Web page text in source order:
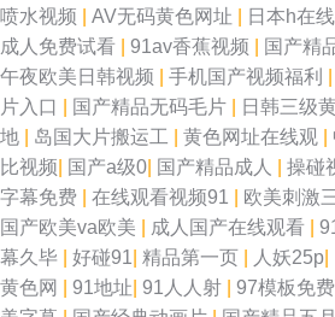
喷水视频
AV无码黄色网址 日本h在
成人免费试看
91av香蕉视频 国产精
午夜欧美日韩视频
手机国产视频福利
片入口
国产精品无码毛片 日韩三级
地
岛国大片搬运工 黄色网址在线观
比视频
国产a级0 国产精品成人 操碰
字幕免费
在线观看视频91 欧美刺激
国产欧美va欧美
成人国产在线观看
幕久毕
好碰91 精品第一页 人妖25p
黄色网
91地址 91人人射 97模板免